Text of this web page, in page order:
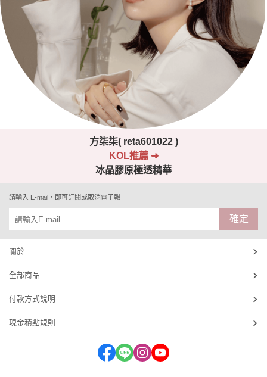
方柒柒( reta601022 )
KOL推薦 ➜
冰晶膠原極透精華
請輸入 E-mail，即可訂閱或取消電子報
確定
關於
全部商品
付款方式說明
現金積點規則